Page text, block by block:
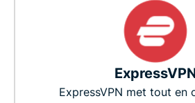
ExpressVPN met tout